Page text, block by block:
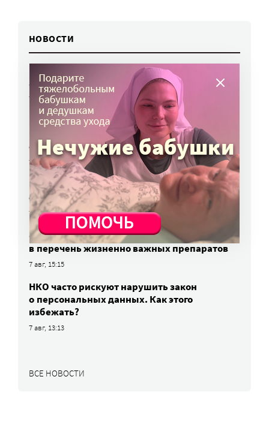
НОВОСТИ
Вторая волна клещей ожидается в конце
августа — начале сентября
7 авг, 19:25
Родных, которые могут взять ребенка
из проблемной семьи, предлагают искать
с полицией
7 авг, 17:06
Родителей детей-инвалидов просят пройти
опрос о трудоустройстве
7 авг, 15:34
«Энхерту» от рака груди включили
в перечень жизненно важных препаратов
7 авг, 15:15
НКО часто рискуют нарушить закон
о персональных данных. Как этого
избежать?
7 авг, 13:13
ВСЕ НОВОСТИ